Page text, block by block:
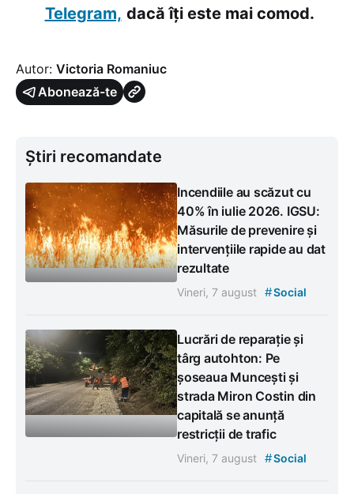
Telegram, dacă îți este mai comod.
Autor: Victoria Romaniuc
Abonează-te
Știri recomandate
Incendiile au scăzut cu
40% în iulie 2026. IGSU:
Măsurile de prevenire și
intervențiile rapide au dat
rezultate
Vineri, 7 august #Social
Lucrări de reparație și
târg autohton: Pe
șoseaua Muncești și
strada Miron Costin din
capitală se anunță
restricții de trafic
Vineri, 7 august #Social